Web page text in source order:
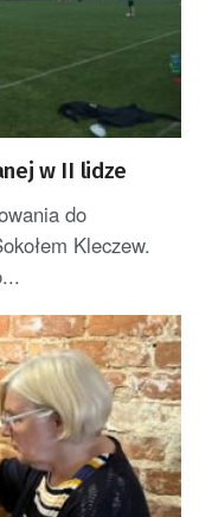
w II lidze
do
Kleczew.